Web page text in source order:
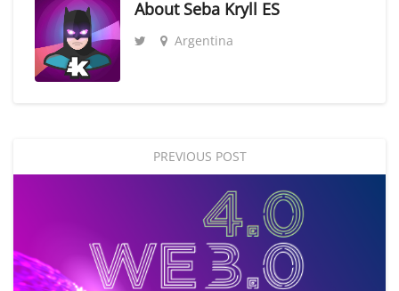
About Seba Kryll ES
Argentina
PREVIOUS POST